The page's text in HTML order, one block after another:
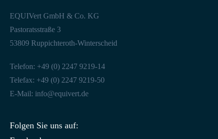
EQUIVert GmbH & Co. KG
Pastoratsstraße 3
53809 Ruppichteroth-Winterscheid
Telefon: +49 (0) 2247 9219-14
Telefax: +49 (0) 2247 9219-50
E-Mail: info@equivert.de
Folgen Sie uns auf: